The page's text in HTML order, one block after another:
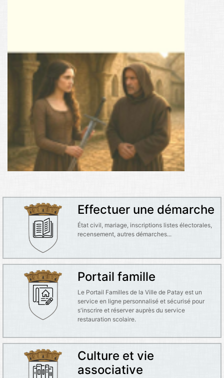
Effectuer une démarche
État civil, mariage, inscriptions listes électorales,
recensement, autres démarches...
Portail famille
Le Portail Familles de la Ville de Patay est un
service en ligne personnalisé et sécurisé pour
s'inscrire et réserver auprès du service
restauration scolaire.
Culture et vie
associative